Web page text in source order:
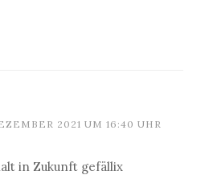
2021 UM 16:40 UHR
in Zukunft gefällix